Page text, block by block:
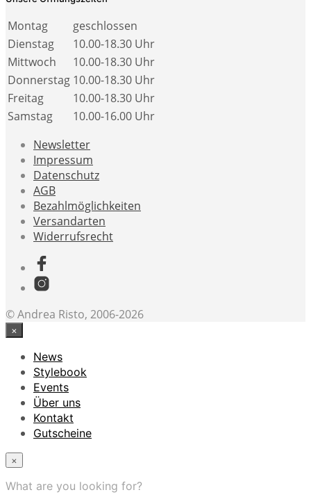
Montag
geschlossen
Dienstag
10.00-18.30 Uhr
Mittwoch
10.00-18.30 Uhr
Donnerstag 10.00-18.30 Uhr
Freitag
10.00-18.30 Uhr
Samstag
10.00-16.00 Uhr
Newsletter
Impressum
Datenschutz
AGB
Bezahlmöglichkeiten
Versandarten
Widerrufsrecht
© Andrea Risto, 2006-2026
×
News
Stylebook
Events
Über uns
Kontakt
Gutscheine
×
What are you looking for?